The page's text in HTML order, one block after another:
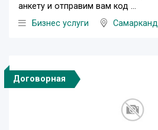
анкету и отправим вам код ...
Бизнес услуги
Самарканд
Договорная